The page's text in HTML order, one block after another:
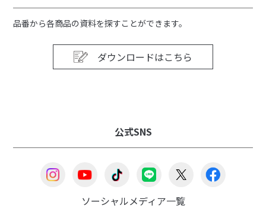
品番から各商品の資料を探すことができます。
ダウンロードはこちら
公式SNS
ソーシャルメディア一覧